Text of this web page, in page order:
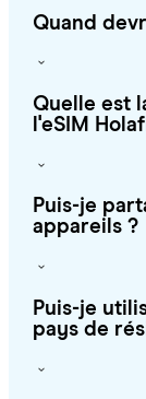
Quand
Quelle est
l'eSIM
Puis-je
appareils ?
Puis-je
pays de